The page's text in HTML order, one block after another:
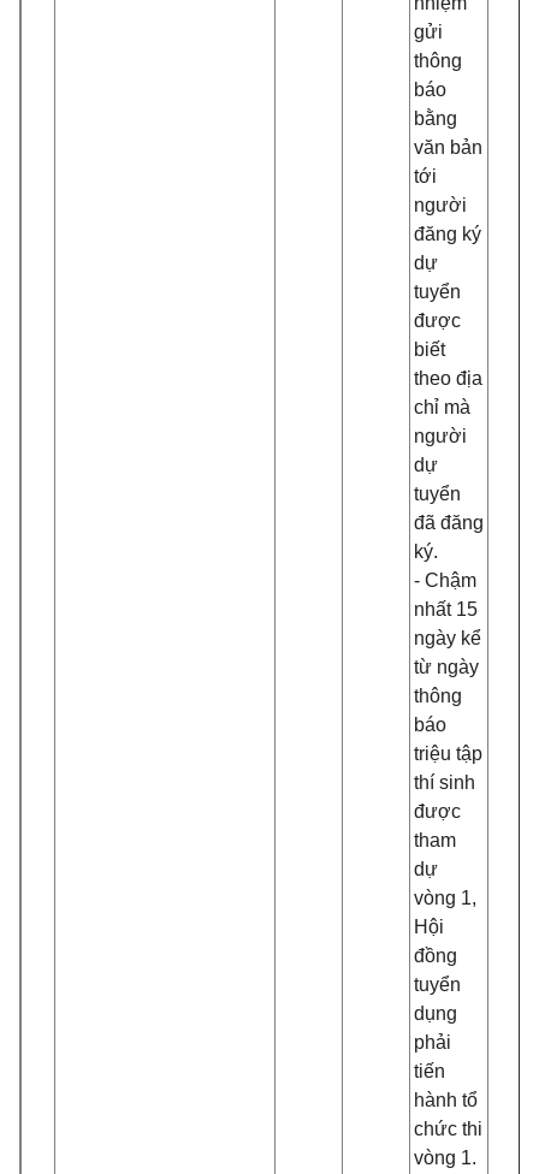
gửi
thông
báo
bằng
văn bản
tới
người
đăng ký
dự
tuyển
được
biết
theo địa
chỉ mà
người
dự
tuyển
đã đăng
ký.
- Chậm
nhất 15
ngày kể
từ ngày
thông
báo
triệu tập
thí sinh
được
tham
dự
vòng 1,
Hội
đồng
tuyển
dụng
phải
tiến
hành tổ
chức thi
vòng 1.